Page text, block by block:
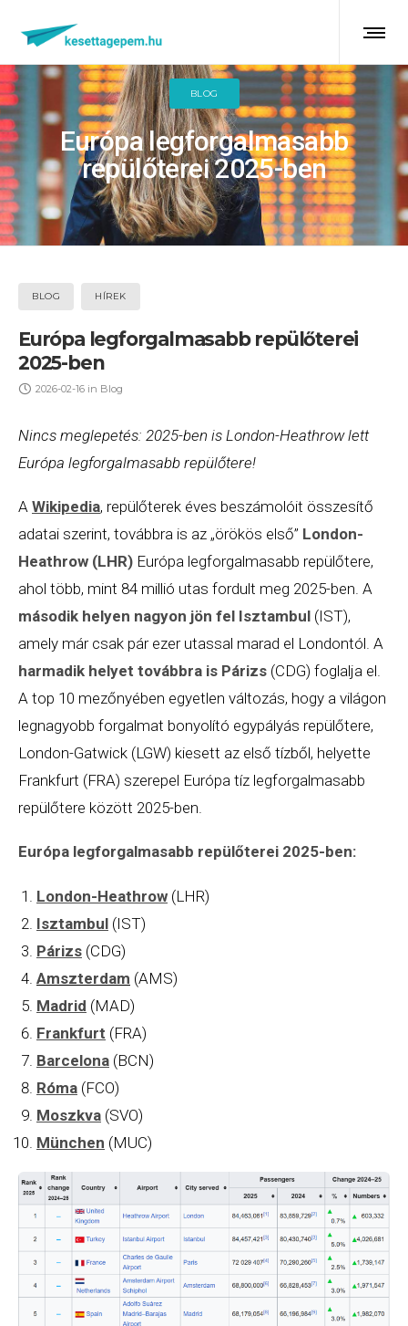
BLOG
Európa legforgalmasabb
repülőterei 2025-ben
BLOG HÍREK
Európa legforgalmasabb repülőterei
2025-ben
2026-02-16 in Blog
Nincs meglepetés: 2025-ben is London-Heathrow lett
Európa legforgalmasabb repülőtere!
A Wikipedia, repülőterek éves beszámolóit összesítő
adatai szerint, továbbra is az „örökös első” London-
Heathrow (LHR) Európa legforgalmasabb repülőtere,
ahol több, mint 84 millió utas fordult meg 2025-ben. A
második helyen nagyon jön fel Isztambul (IST),
amely már csak pár ezer utassal marad el Londontól. A
harmadik helyet továbbra is Párizs (CDG) foglalja el.
A top 10 mezőnyében egyetlen változás, hogy a világon
legnagyobb forgalmat bonyolító egypályás repülőtere,
London-Gatwick (LGW) kiesett az első tízből, helyette
Frankfurt (FRA) szerepel Európa tíz legforgalmasabb
repülőtere között 2025-ben.
Európa legforgalmasabb repülőterei 2025-ben:
London-Heathrow (LHR)
Isztambul (IST)
Párizs (CDG)
Amszterdam (AMS)
Madrid (MAD)
Frankfurt (FRA)
Barcelona (BCN)
Róma (FCO)
Moszkva (SVO)
München (MUC)